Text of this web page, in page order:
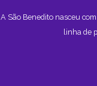
A São Benedito nasceu
linha de